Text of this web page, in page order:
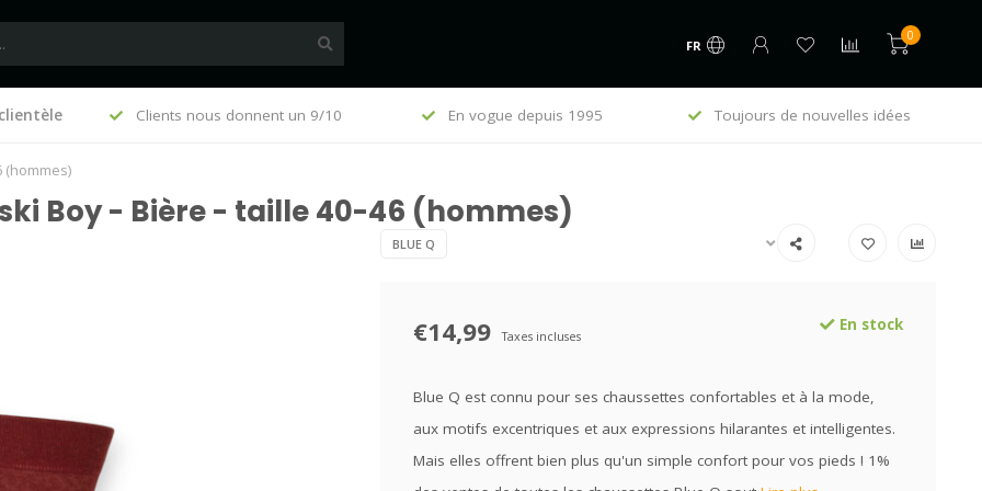
FR
0
(FR) Clients nous donnent un 9/10 En vogue depuis 1995 Toujours de nouvelles idées
(hommes)
Boy - Bière - taille 40-46 (hommes)
BLUE Q
€14,99 Taxes incluses
En stock
Blue Q est connu pour ses chaussettes confortables et à la mode,
aux motifs excentriques et aux expressions hilarantes et intelligentes.
Mais elles offrent bien plus qu'un simple confort pour vos pieds ! 1%